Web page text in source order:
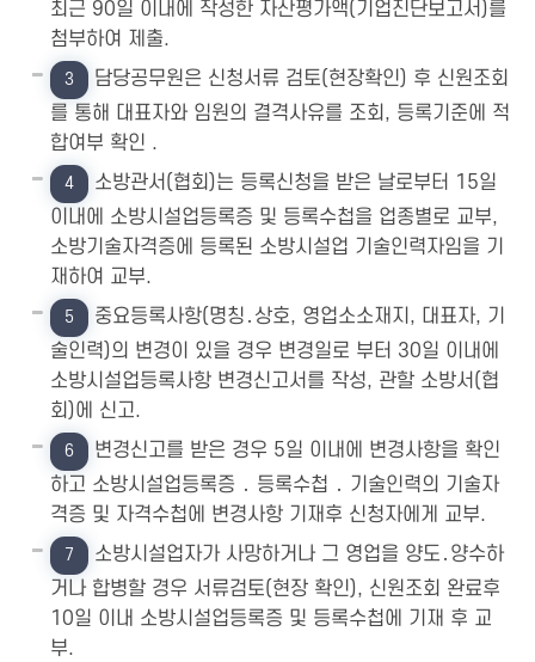
최근 90일 이내에 작성한 자산평가액(기업진단보고서)를
첨부하여 제출.
3
담당공무원은 신청서류 검토(현장확인) 후 신원조회
를 통해 대표자와 임원의 결격사유를 조회, 등록기준에 적
합여부 확인 .
4
소방관서(협회)는 등록신청을 받은 날로부터 15일
이내에 소방시설업등록증 및 등록수첩을 업종별로 교부,
소방기술자격증에 등록된 소방시설업 기술인력자임을 기
재하여 교부.
5
중요등록사항(명칭․상호, 영업소소재지, 대표자, 기
술인력)의 변경이 있을 경우 변경일로 부터 30일 이내에
소방시설업등록사항 변경신고서를 작성, 관할 소방서(협
회)에 신고.
6
변경신고를 받은 경우 5일 이내에 변경사항을 확인
하고 소방시설업등록증 ․ 등록수첩 ․ 기술인력의 기술자
격증 및 자격수첩에 변경사항 기재후 신청자에게 교부.
7
소방시설업자가 사망하거나 그 영업을 양도․양수하
거나 합병할 경우 서류검토(현장 확인), 신원조회 완료후
10일 이내 소방시설업등록증 및 등록수첩에 기재 후 교
부.